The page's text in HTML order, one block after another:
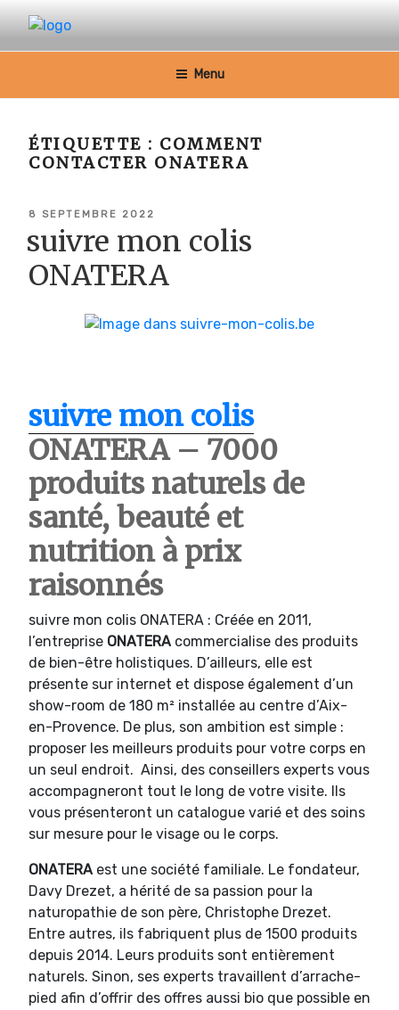
contenuSUIVRE MON COLIS BELGIQUE
Menu
ÉTIQUETTE : COMMENT
CONTACTER ONATERA
PUBLIÉ
8 SEPTEMBRE 2022
suivre mon colis
ONATERA
suivre mon colis
ONATERA – 7000
produits naturels de
santé, beauté et
nutrition à prix
raisonnés
suivre mon colis ONATERA : Créée en 2011,
l’entreprise ONATERA commercialise des produits
de bien-être holistiques. D’ailleurs, elle est
présente sur internet et dispose également d’un
show-room de 180 m² installée au centre d’Aix-
en-Provence. De plus, son ambition est simple :
proposer les meilleurs produits pour votre corps en
un seul endroit. Ainsi, des conseillers experts vous
accompagneront tout le long de votre visite. Ils
vous présenteront un catalogue varié et des soins
sur mesure pour le visage ou le corps.
ONATERA est une société familiale. Le fondateur,
Davy Drezet, a hérité de sa passion pour la
naturopathie de son père, Christophe Drezet.
Entre autres, ils fabriquent plus de 1500 produits
depuis 2014. Leurs produits sont entièrement
naturels. Sinon, ses experts travaillent d’arrache-
pied afin d’offrir des offres aussi bio que possible en